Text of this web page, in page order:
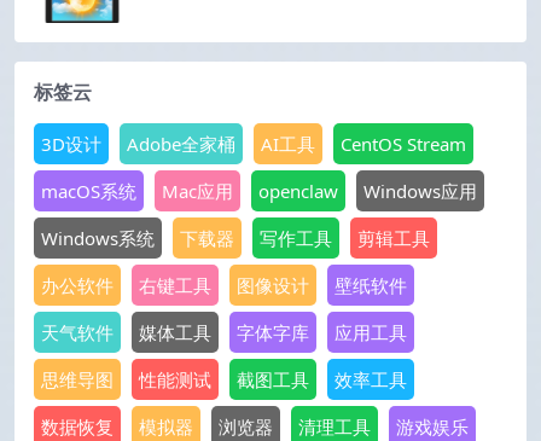
标签云
3D设计 Adobe全家桶 AI工具
CentOS Stream
macOS系统
Mac应用 openclaw
Windows应用
Windows系统
下载器 写作工具
剪辑工具
办公软件
右键工具 图像设计
壁纸软件
天气软件
媒体工具 字体字库
应用工具
思维导图
性能测试 截图工具
效率工具
数据恢复
模拟器 浏览器 清理工具
游戏娱乐